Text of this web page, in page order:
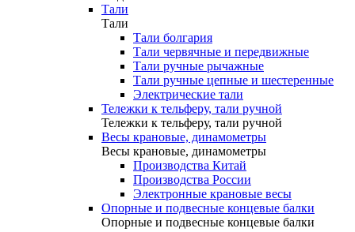
Тали
Тали
Тали болгария
Тали червячные и передвижные
Тали ручные рычажные
Тали ручные цепные и шестеренные
Электрические тали
Тележки к тельферу, тали ручной
Тележки к тельферу, тали ручной
Весы крановые, динамометры
Весы крановые, динамометры
Производства Китай
Производства России
Электронные крановые весы
Опорные и подвесные концевые балки
Опорные и подвесные концевые балки